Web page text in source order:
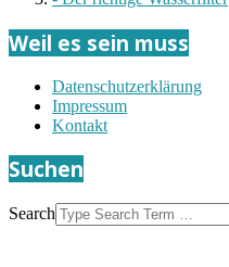
Weil es sein muss
Datenschutzerklärung
Impressum
Kontakt
Suchen
Search